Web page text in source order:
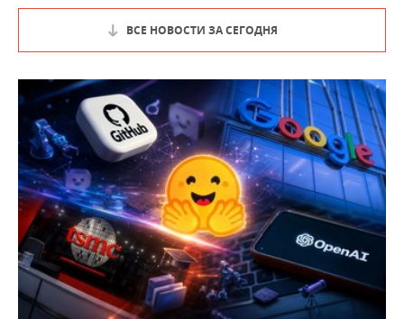
ВСЕ НОВОСТИ ЗА СЕГОДНЯ